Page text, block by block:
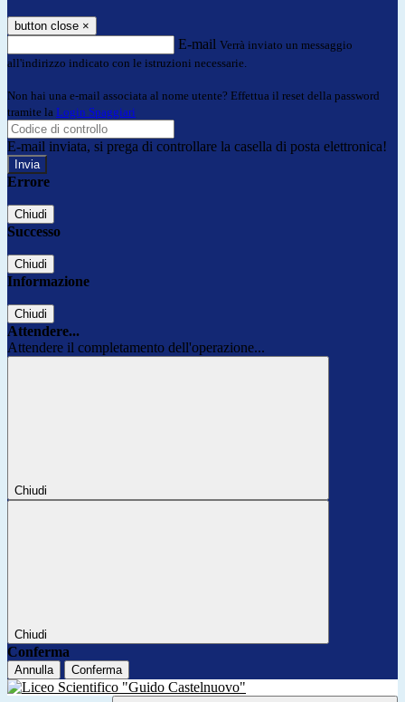
button close ×
E-mail Verrà inviato un messaggio
all'indirizzo indicato con le istruzioni necessarie.
Non hai una e-mail associata al nome utente? Effettua il reset della password
tramite la Login Spaggiari
E-mail inviata, si prega di controllare la casella di posta elettronica!
Errore
Chiudi
Successo
Chiudi
Informazione
Chiudi
Attendere...
Attendere il completamento dell'operazione...
Chiudi
Chiudi
Conferma
Annulla Conferma